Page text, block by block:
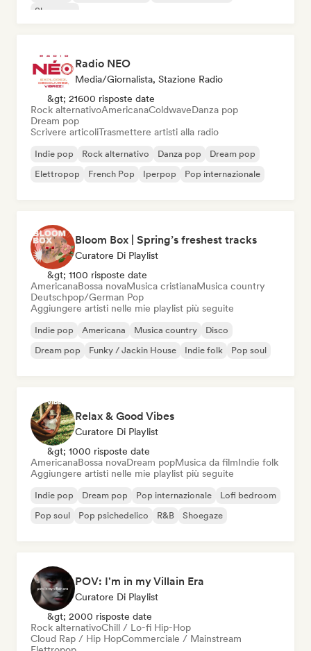
Shoegaze
Radio NEO
Media/Giornalista, Stazione Radio
&gt; 21600 risposte date
Rock alternativoAmericanaColdwaveDanza pop
Dream pop
Scrivere articoliTrasmettere artisti alla radio
Indie pop Rock alternativo Danza pop
Dream pop
Elettropop
French Pop Iperpop Pop internazionale
Bloom Box | Spring’s freshest tracks
Curatore Di Playlist
&gt; 1100 risposte date
AmericanaBossa novaMusica cristianaMusica country
Deutschpop/German Pop
Aggiungere artisti nelle mie playlist più seguite
Indie pop Americana Musica country
Disco
Dream pop
Funky / Jackin House Indie folk Pop soul
Relax & Good Vibes
Curatore Di Playlist
&gt; 1000 risposte date
AmericanaBossa novaDream popMusica da filmIndie folk
Aggiungere artisti nelle mie playlist più seguite
Indie pop Dream pop Pop internazionale
Lofi bedroom
Pop soul
Pop psichedelico R&B Shoegaze
POV: I'm in my Villain Era
Curatore Di Playlist
&gt; 2000 risposte date
Rock alternativoChill / Lo-fi Hip-Hop
Cloud Rap / Hip HopCommerciale / Mainstream